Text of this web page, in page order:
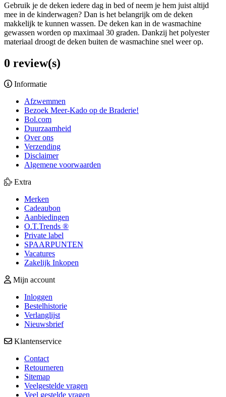
Gebruik je de deken iedere dag in bed of neem je hem juist altijd
mee in de kinderwagen? Dan is het belangrijk om de deken
makkelijk te kunnen wassen. De deken kan in de wasmachine
gewassen worden op maximaal 30 graden. Dankzij het polyester
materiaal droogt de deken buiten de wasmachine snel weer op.
0 review(s)
Informatie
Afzwemmen
Bezoek Meer-Kado op de Braderie!
Bol.com
Duurzaamheid
Over ons
Verzending
Disclaimer
Algemene voorwaarden
Extra
Merken
Cadeaubon
Aanbiedingen
O.T.Trends ®
Private label
SPAARPUNTEN
Vacatures
Zakelijk Inkopen
Mijn account
Inloggen
Bestelhistorie
Verlanglijst
Nieuwsbrief
Klantenservice
Contact
Retourneren
Sitemap
Veelgestelde vragen
Veel gestelde vragen